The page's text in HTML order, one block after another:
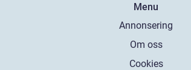
Menu
Annonsering
Om oss
Cookies